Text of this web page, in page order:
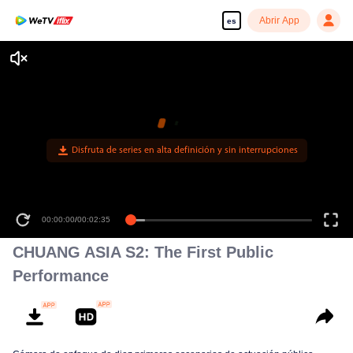
es Abrir App
Disfruta de series en alta definición y sin interrupciones
00:00:00/00:02:35
CHUANG ASIA S2: The First Public
Performance